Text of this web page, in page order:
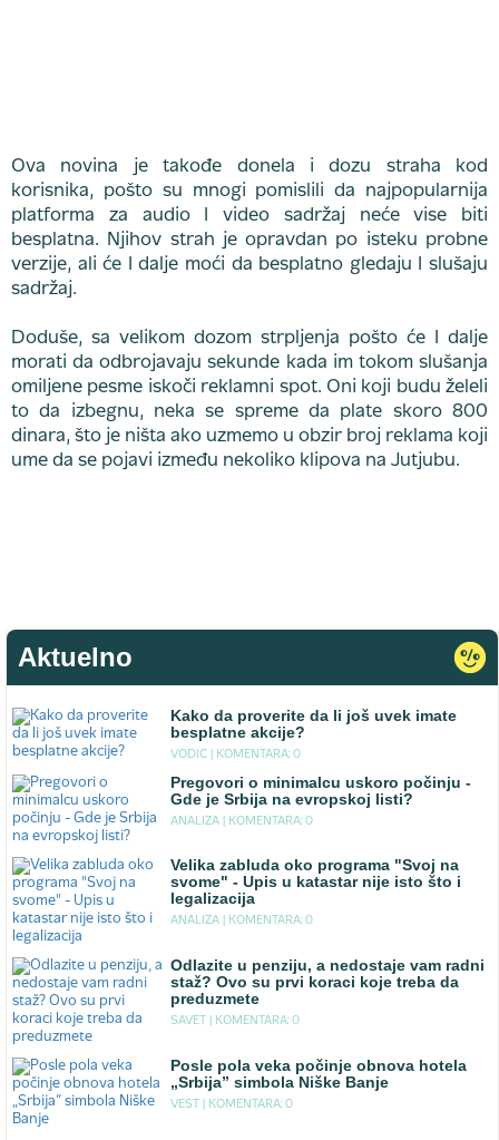
Ova novina je takođe donela i dozu straha kod
korisnika, pošto su mnogi pomislili da najpopularnija
platforma za audio I video sadržaj neće vise biti
besplatna. Njihov strah je opravdan po isteku probne
verzije, ali će I dalje moći da besplatno gledaju I slušaju
sadržaj.
Doduše, sa velikom dozom strpljenja pošto će I dalje
morati da odbrojavaju sekunde kada im tokom slušanja
omiljene pesme iskoči reklamni spot. Oni koji budu želeli
to da izbegnu, neka se spreme da plate skoro 800
dinara, što je ništa ako uzmemo u obzir broj reklama koji
ume da se pojavi između nekoliko klipova na Jutjubu.
Aktuelno
Kako da proverite da li još uvek imate
besplatne akcije?
VODIC | KOMENTARA: 0
Pregovori o minimalcu uskoro počinju -
Gde je Srbija na evropskoj listi?
ANALIZA | KOMENTARA: 0
Velika zabluda oko programa "Svoj na
svome" - Upis u katastar nije isto što i
legalizacija
ANALIZA | KOMENTARA: 0
Odlazite u penziju, a nedostaje vam radni
staž? Ovo su prvi koraci koje treba da
preduzmete
SAVET | KOMENTARA: 0
Posle pola veka počinje obnova hotela
„Srbija” simbola Niške Banje
VEST | KOMENTARA: 0